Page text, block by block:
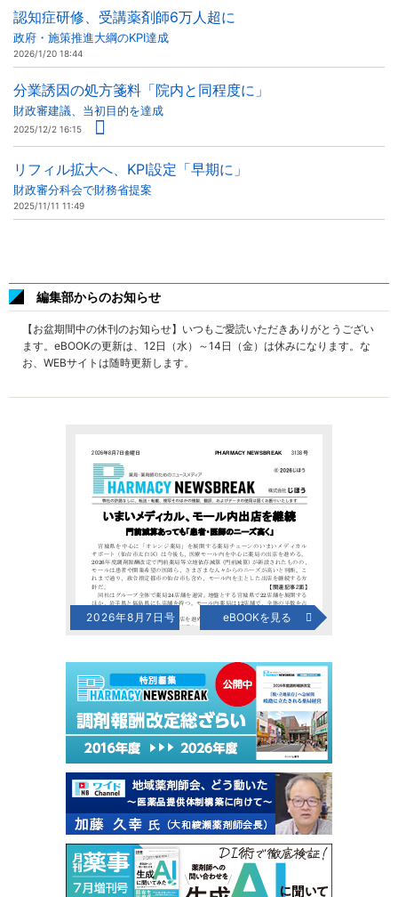
認知症研修、受講薬剤師6万人超に
政府・施策推進大綱のKPI達成
2026/1/20 18:44
分業誘因の処方箋料「院内と同程度に」
財政審建議、当初目的を達成
2025/12/2 16:15
リフィル拡大へ、KPI設定「早期に」
財政審分科会で財務省提案
2025/11/11 11:49
編集部からのお知らせ
【お盆期間中の休刊のお知らせ】いつもご愛読いただきありがとうござい
ます。eBOOKの更新は、12日（水）～14日（金）は休みになります。な
お、WEBサイトは随時更新します。
2026年8月7日号 eBOOKを見る